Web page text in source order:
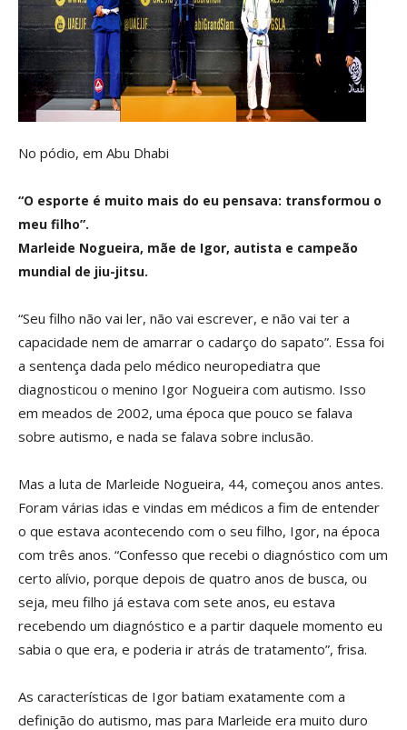
No pódio, em Abu Dhabi
“O esporte é muito mais do eu pensava: transformou o
meu filho”.
Marleide Nogueira, mãe de Igor, autista e campeão
mundial de jiu-jitsu.
“Seu filho não vai ler, não vai escrever, e não vai ter a
capacidade nem de amarrar o cadarço do sapato”. Essa foi
a sentença dada pelo médico neuropediatra que
diagnosticou o menino Igor Nogueira com autismo. Isso
em meados de 2002, uma época que pouco se falava
sobre autismo, e nada se falava sobre inclusão.
Mas a luta de Marleide Nogueira, 44, começou anos antes.
Foram várias idas e vindas em médicos a fim de entender
o que estava acontecendo com o seu filho, Igor, na época
com três anos. “Confesso que recebi o diagnóstico com um
certo alívio, porque depois de quatro anos de busca, ou
seja, meu filho já estava com sete anos, eu estava
recebendo um diagnóstico e a partir daquele momento eu
sabia o que era, e poderia ir atrás de tratamento”, frisa.
As características de Igor batiam exatamente com a
definição do autismo, mas para Marleide era muito duro